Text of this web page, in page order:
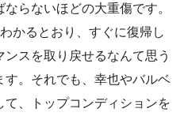
らないほどの大重傷です。
かるとおり、すぐに復帰し
スを取り戻せるなんて思う
。それでも、幸也やバルベ
、トップコンディションを